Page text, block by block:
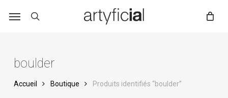
boulder
Accueil Boutique Produits identifiés “boulder”